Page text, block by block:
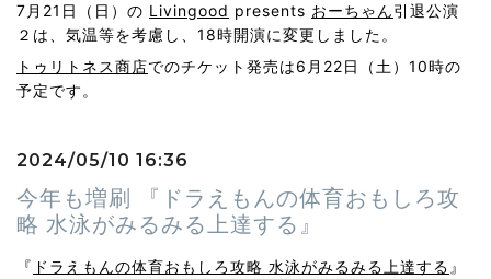
7月21日（日）の Livingood presents おーちゃん引退公演
２は、気温等を考慮し、18時開演に変更しました。
トゥリトネス商店でのチケット発売は6月22日（土）10時の
予定です。
2024/05/10 16:36
今年も増刷 『ドラえもんの体育おもしろ攻
略 水泳がみるみる上達する』
『 ドラえもんの体育おもしろ攻略 水泳がみるみる上達する 』